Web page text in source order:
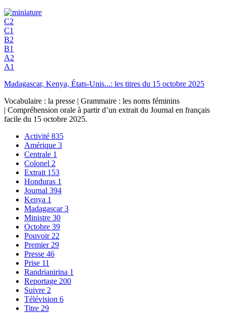
C2
C1
B2
B1
A2
A1
Madagascar, Kenya, États-Unis...: les titres du 15 octobre 2025
Vocabulaire : la presse | Grammaire : les noms féminins
| Compréhension orale à partir d’un extrait du Journal en français
facile du 15 octobre 2025.
Activité 835
Amérique 3
Centrale 1
Colonel 2
Extrait 153
Honduras 1
Journal 394
Kenya 1
Madagascar3
Ministre 30
Octobre 39
Pouvoir 22
Premier 29
Presse 46
Prise 11
Randrianirina 1
Reportage 200
Suivre 2
Télévision 6
Titre 29